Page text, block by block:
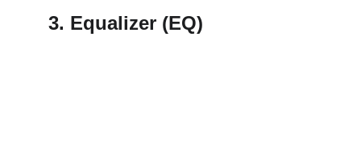
3. Equalizer (EQ)